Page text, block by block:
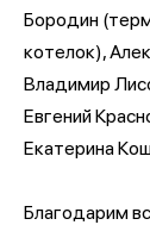
Бородин
котелок),
Владимир
Евгений
Екатерина
Благодарим